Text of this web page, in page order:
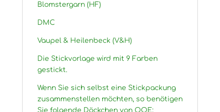
Blomstergarn (HF)
DMC
Vaupel & Heilenbeck (V&H)
Die Stickvorlage wird mit 9 Farben
gestickt.
Wenn Sie sich selbst eine Stickpackung
zusammenstellen möchten, so benötigen
Sie folgende Döckchen von OOE: